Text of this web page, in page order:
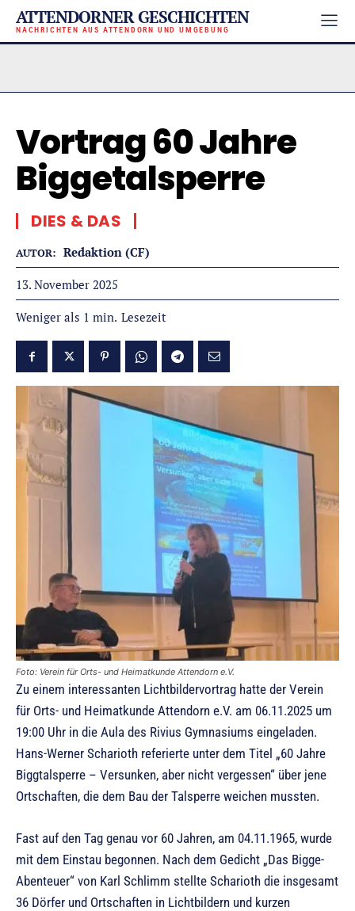
ATTENDORNER GESCHICHTEN
NACHRICHTEN AUS ATTENDORN UND UMGEBUNG
Vortrag 60 Jahre
Biggetalsperre
DIES & DAS
AUTOR: Redaktion (CF)
13. November 2025
Weniger als 1 min. Lesezeit
Foto: Verein für Orts- und Heimatkunde Attendorn e.V.
Zu einem interessanten Lichtbildervortrag hatte der Verein
für Orts- und Heimatkunde Attendorn e.V. am 06.11.2025 um
19:00 Uhr in die Aula des Rivius Gymnasiums eingeladen.
Hans-Werner Scharioth referierte unter dem Titel „60 Jahre
Biggtalsperre – Versunken, aber nicht vergessen“ über jene
Ortschaften, die dem Bau der Talsperre weichen mussten.
Fast auf den Tag genau vor 60 Jahren, am 04.11.1965, wurde
mit dem Einstau begonnen. Nach dem Gedicht „Das Bigge-
Abenteuer“ von Karl Schlimm stellte Scharioth die insgesamt
36 Dörfer und Ortschaften in Lichtbildern und kurzen